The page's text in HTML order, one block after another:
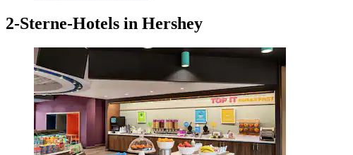
2-Sterne-Hotels in Hershey